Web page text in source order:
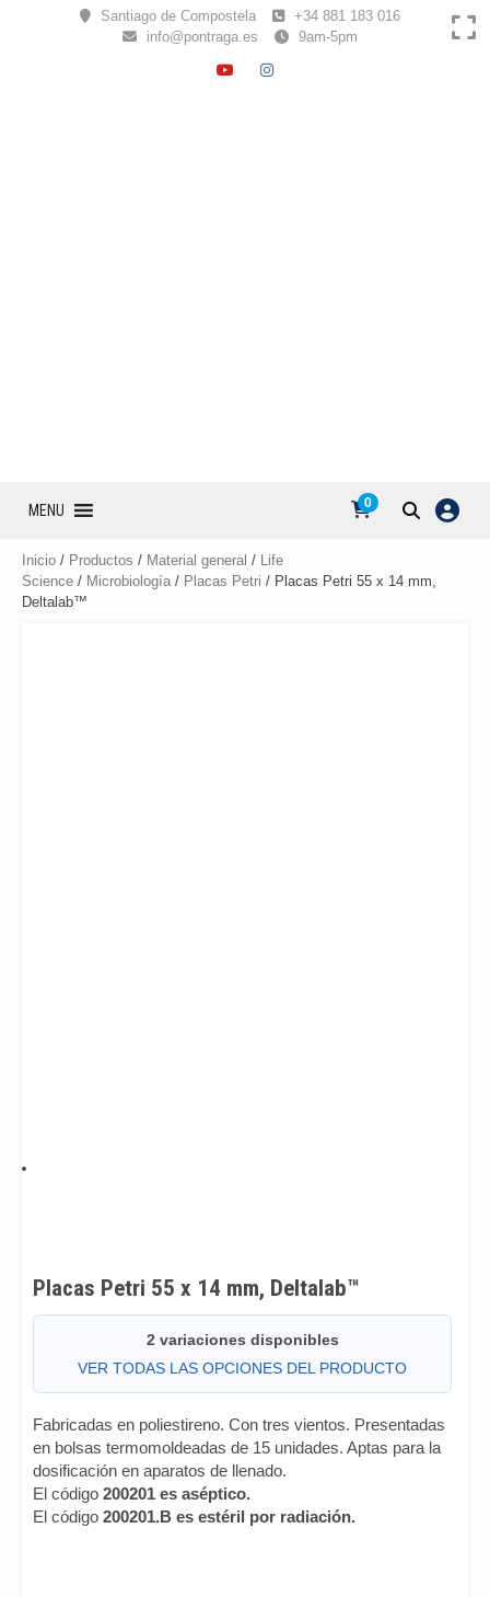
Santiago de Compostela
+34 881 183 016
info@pontraga.es
9am-5pm
YOUTUBE
INSTAGRAM
MENU 0
Inicio / Productos / Material general / Life
Science / Microbiología / Placas Petri / Placas Petri 55 x 14 mm,
Deltalab™
Placas Petri 55 x 14 mm, Deltalab™
2 variaciones disponibles
VER TODAS LAS OPCIONES DEL PRODUCTO
Fabricadas en poliestireno. Con tres vientos. Presentadas
en bolsas termomoldeadas de 15 unidades. Aptas para la
dosificación en aparatos de llenado.
El código 200201 es aséptico.
El código 200201.B es estéril por radiación.